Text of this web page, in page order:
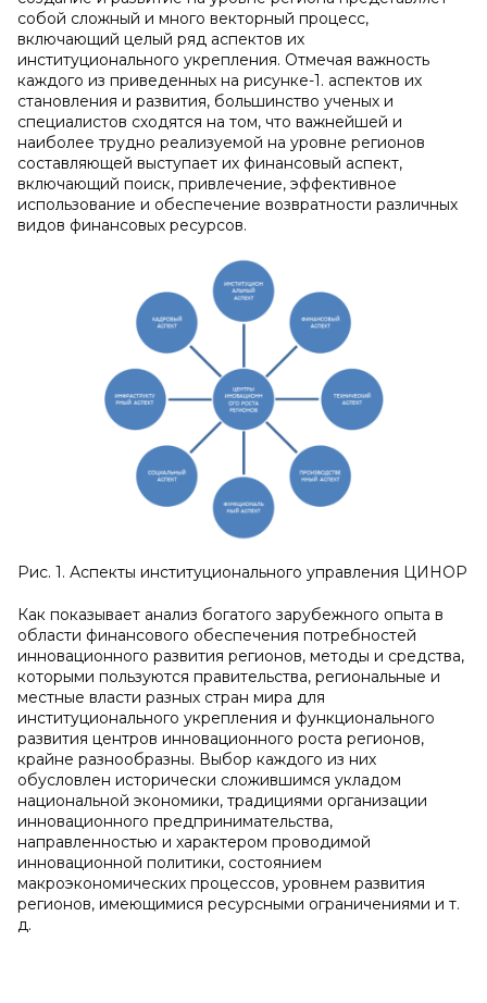
собой сложный и много векторный процесс,
включающий целый ряд аспектов их
институционального укрепления. Отмечая важность
каждого из приведенных на рисунке-1. аспектов их
становления и развития, большинство ученых и
специалистов сходятся на том, что важнейшей и
наиболее трудно реализуемой на уровне регионов
составляющей выступает их финансовый аспект,
включающий поиск, привлечение, эффективное
использование и обеспечение возвратности различных
видов финансовых ресурсов.
Рис. 1. Аспекты институционального управления ЦИНОР
Как показывает анализ богатого зарубежного опыта в
области финансового обеспечения потребностей
инновационного развития регионов, методы и средства,
которыми пользуются правительства, региональные и
местные власти разных стран мира для
институционального укрепления и функционального
развития центров инновационного роста регионов,
крайне разнообразны. Выбор каждого из них
обусловлен исторически сложившимся укладом
национальной экономики, традициями организации
инновационного предпринимательства,
направленностью и характером проводимой
инновационной политики, состоянием
макроэкономических процессов, уровнем развития
регионов, имеющимися ресурсными ограничениями и т.
д.